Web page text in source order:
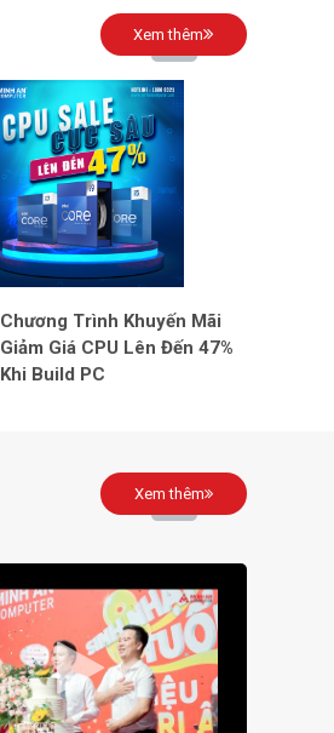
Xem thêm
Chương Trình Khuyến Mãi
Giảm Giá CPU Lên Đến 47%
Khi Build PC
Xem thêm